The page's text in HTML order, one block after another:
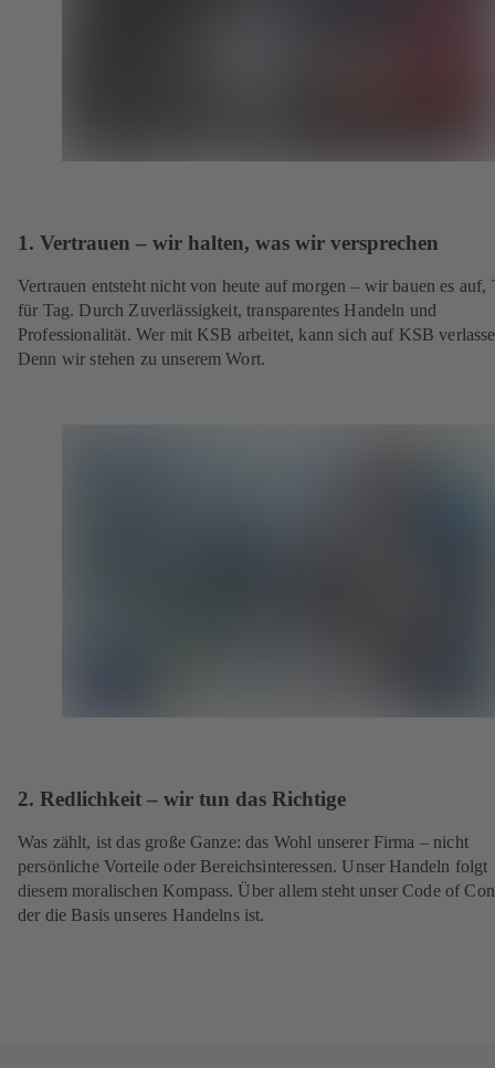
1. Vertrauen – wir halten, was wir versprechen
Vertrauen entsteht nicht von heute auf morgen – wir bauen es auf,
für Tag. Durch Zuverlässigkeit, transparentes Handeln und
Professionalität. Wer mit KSB arbeitet, kann sich auf KSB
Denn wir stehen zu unserem Wort.
2. Redlichkeit – wir tun das Richtige
Was zählt, ist das große Ganze: das Wohl unserer Firma – nicht
persönliche Vorteile oder Bereichsinteressen. Unser Handeln folgt
diesem moralischen Kompass. Über allem steht unser Code of
der die Basis unseres Handelns ist.